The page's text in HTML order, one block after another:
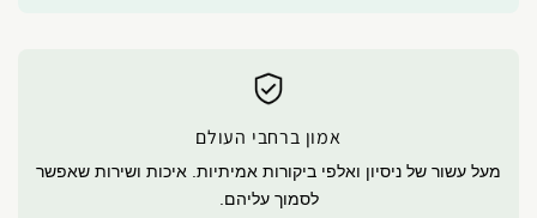
אמון ברחבי העולם
מעל עשור של ניסיון ואלפי ביקורות אמיתיות. איכות ושירות שאפשר
לסמוך עליהם.